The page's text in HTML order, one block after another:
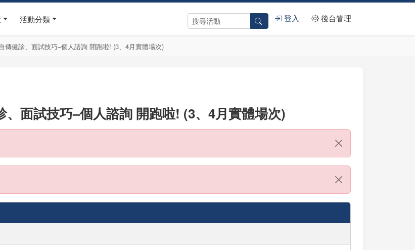
活動分類 登入 後台管理
傳健診、面試技巧–個人諮詢 開跑啦! (3、4月實體場次)
面試技巧–個人諮詢 開跑啦! (3、4月實體場次)